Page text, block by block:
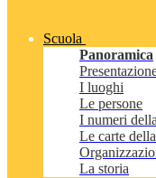
Scuola
Panoramica
I luoghi
Le persone
I numeri
Le carte
La storia